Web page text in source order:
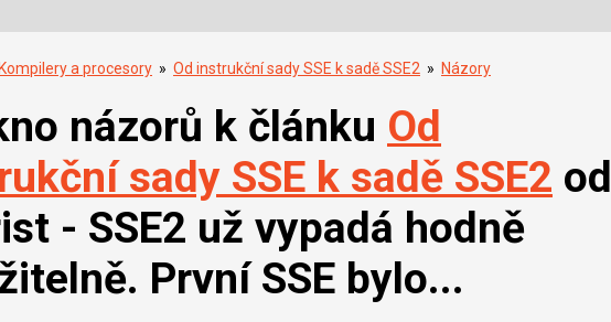
Kompilery a procesory » Od instrukční sady SSE k sadě SSE2 » Názory
názorů k článku Od
sady SSE k sadě SSE2 od
- SSE2 už vypadá hodně
První SSE bylo...